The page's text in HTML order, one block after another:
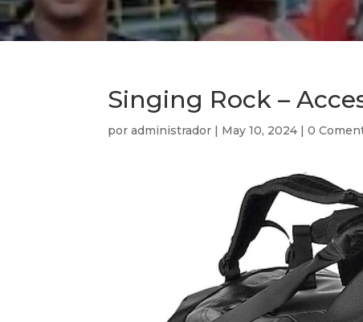
Singing Rock –
poradministrador | May 10, 2024 |0